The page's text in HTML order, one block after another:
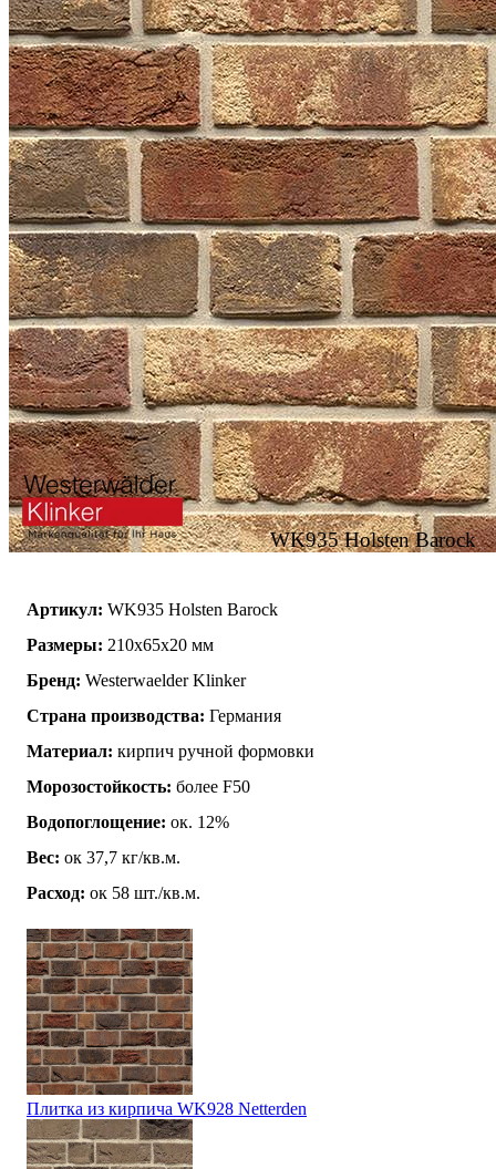
WK935 Holsten Barock
Артикул: WK935 Holsten Barock
Размеры: 210x65x20 мм
Бренд: Westerwaelder Klinker
Страна производства: Германия
Материал: кирпич ручной формовки
Морозостойкость: более F50
Водопоглощение: ок. 12%
Вес: ок 37,7 кг/кв.м.
Расход: ок 58 шт./кв.м.
Плитка из кирпича WK928 Netterden